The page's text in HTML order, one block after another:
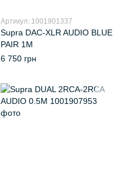
Артикул: 1001901337
Supra DAC-XLR AUDIO BLUE
PAIR 1M
6 750 грн